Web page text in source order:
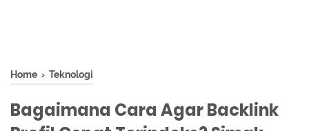
Home › Teknologi
Bagaimana Cara Agar Backlink